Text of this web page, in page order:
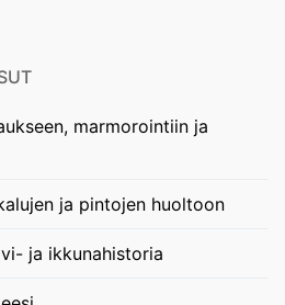
marmorointiin ja
ja pintojen huoltoon
ja ikkunahistoria